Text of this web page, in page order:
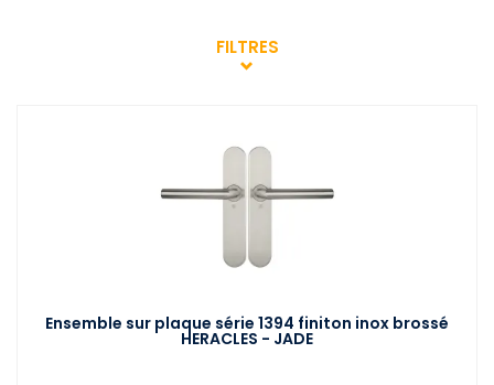
FILTRES
Ensemble sur plaque série 1394 finiton inox brossé
HERACLES - JADE